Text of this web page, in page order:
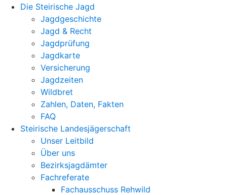
Die Steirische Jagd
Jagdgeschichte
Jagd & Recht
Jagdprüfung
Jagdkarte
Versicherung
Jagdzeiten
Wildbret
Zahlen, Daten, Fakten
FAQ
Steirische Landesjägerschaft
Unser Leitbild
Über uns
Bezirksjagdämter
Fachreferate
Fachausschuss Rehwild